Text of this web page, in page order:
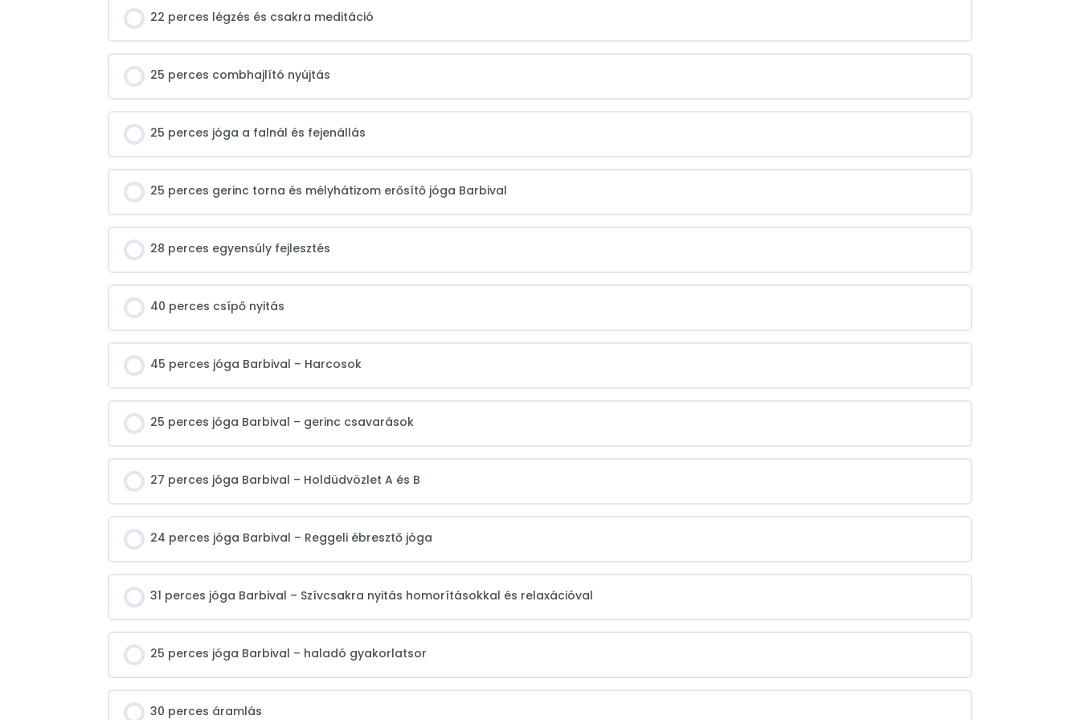
22 perces légzés és csakra meditáció
25 perces combhajlító nyújtás
25 perces jóga a falnál és fejenállás
25 perces gerinc torna és mélyhátizom erősítő jóga Barbival
28 perces egyensúly fejlesztés
40 perces csípő nyitás
45 perces jóga Barbival – Harcosok
25 perces jóga Barbival – gerinc csavarások
27 perces jóga Barbival – Holdüdvözlet A és B
24 perces jóga Barbival – Reggeli ébresztő jóga
31 perces jóga Barbival – Szívcsakra nyitás homorításokkal és relaxációval
25 perces jóga Barbival – haladó gyakorlatsor
30 perces áramlás